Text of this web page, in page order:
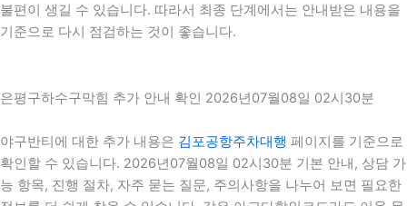
불편이 생길 수 있습니다. 따라서 최종 단계에서는 안내받은 내용을
기준으로 다시 점검하는 것이 좋습니다.
은평구하수구막힘 추가 안내 확인 2026년07월08일 02시30분
야구반티에 대한 추가 내용은 김포공항주차대행 페이지를 기준으로
확인할 수 있습니다. 2026년07월08일 02시30분 기본 안내, 상담 가
능 항목, 진행 절차, 자주 묻는 질문, 주의사항을 나누어 보면 필요한